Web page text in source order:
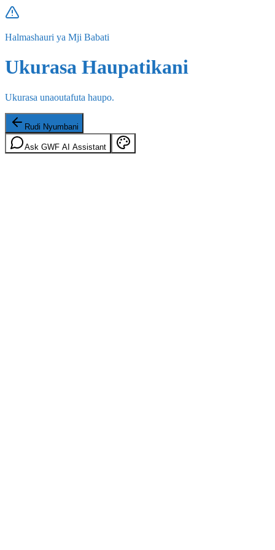
Halmashauri ya Mji Babati
Ukurasa Haupatikani
Ukurasa unaoutafuta haupo.
Rudi Nyumbani
Ask GWF AI Assistant